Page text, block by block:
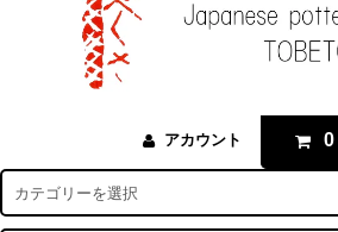
アカウント 0